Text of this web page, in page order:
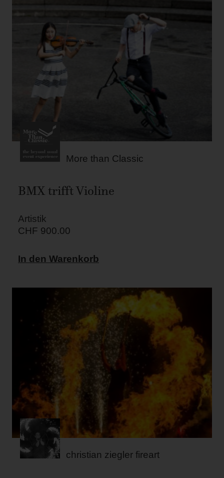
More than Classic
BMX trifft Violine
Artistik
CHF 900.00
In den Warenkorb
christian ziegler fireart